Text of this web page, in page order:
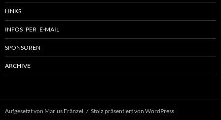
LINKS
INFOS PER E-MAIL
SPONSOREN
ARCHIVE
Aufgesetzt von Marius Fränzel Stolz präsentiert von WordPress